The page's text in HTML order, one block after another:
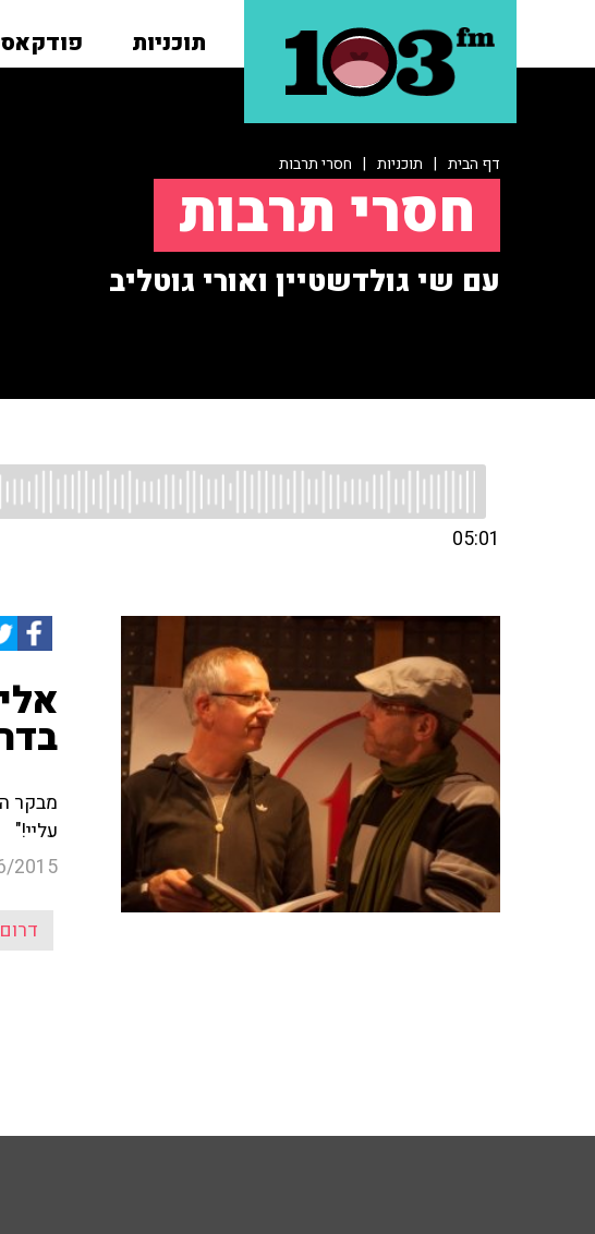
תוכניות
דף הבית | תוכניות | חסרי תרבות
חסרי תרבות
עם שי גולדשטיין ואורי גוטליב
05:01
מבקר
עליי!"
2015